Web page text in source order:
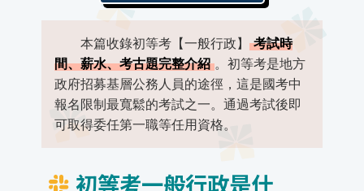
本篇收錄初等考【一般行政】 考試時
間、薪水、考古題完整介紹 。初等考是地方
政府招募基層公務人員的途徑，這是國考中
報名限制最寬鬆的考試之一。通過考試後即
可取得委任第一職等任用資格。
初等考一般行政是什